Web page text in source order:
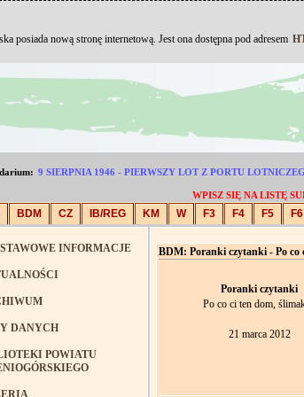
9 SIERPNIA 1946 - PIERWSZY LOT Z PORTU
WPISZ SIĘ NA LISTĘ
BDM CZ IB/REG KM W F3 F4 F5 F6
INFORMACJE
DANYCH
POWIATU
BDM: Poranki czytanki - Po co
Poranki czytanki
Po co ci ten dom,
21 marca 2012
posiada nową stronę internetową. Jest ona dostępna pod adresem